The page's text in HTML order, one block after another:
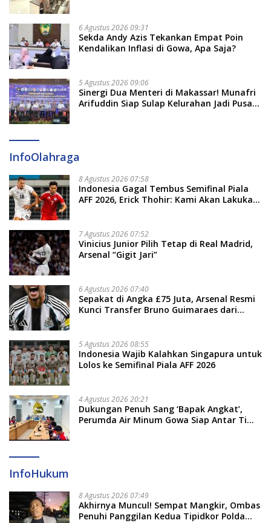
6 Agustus 2026 09:31
Sekda Andy Azis Tekankan Empat Poin
Kendalikan Inflasi di Gowa, Apa Saja?
5 Agustus 2026 09:06
Sinergi Dua Menteri di Makassar! Munafri
Arifuddin Siap Sulap Kelurahan Jadi Pusat
InfoOlahraga
8 Agustus 2026 07:58
Indonesia Gagal Tembus Semifinal Piala
AFF 2026, Erick Thohir: Kami Akan Lakukan
7 Agustus 2026 07:52
Vinicius Junior Pilih Tetap di Real Madrid,
Arsenal “Gigit Jari”
6 Agustus 2026 07:40
Sepakat di Angka £75 Juta, Arsenal Resmi
Kunci Transfer Bruno Guimaraes dari
5 Agustus 2026 08:55
Indonesia Wajib Kalahkan Singapura untuk
Lolos ke Semifinal Piala AFF 2026
4 Agustus 2026 20:21
Dukungan Penuh Sang ‘Bapak Angkat’,
Perumda Air Minum Gowa Siap Antar Tim
InfoHukum
8 Agustus 2026 07:49
Akhirnya Muncul! Sempat Mangkir, Ombas
Penuhi Panggilan Kedua Tipidkor Polda